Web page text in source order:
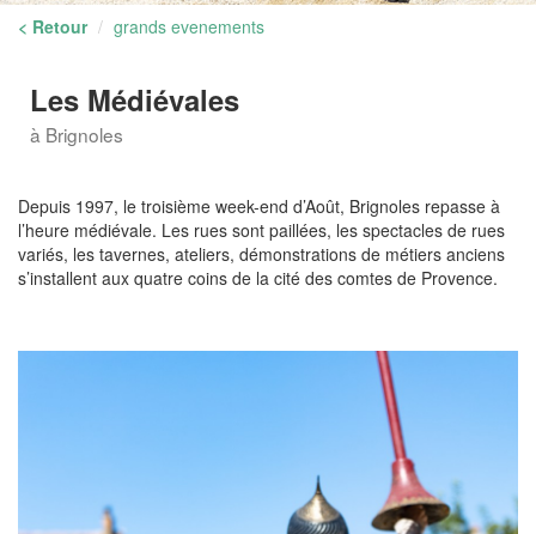
< Retour grands evenements
Les Médiévales
à Brignoles
Depuis 1997, le troisième week-end d’Août, Brignoles repasse à
l’heure médiévale. Les rues sont paillées, les spectacles de rues
variés, les tavernes, ateliers, démonstrations de métiers anciens
s’installent aux quatre coins de la cité des comtes de Provence.